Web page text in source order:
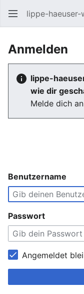
lippe-haeuser-
Anmelden
lippe-
wie dir
Melde dich
Benutzername
Passwort
Angemeldet